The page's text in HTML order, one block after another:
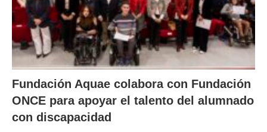
Fundación Aquae colabora con Fundación
ONCE para apoyar el talento del alumnado
con discapacidad